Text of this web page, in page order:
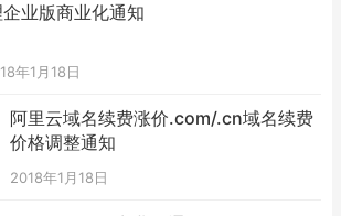
业版商业化通知
年1月18日
阿里云域名续费涨价.com/.cn域名续费
价格调整通知
2018年1月18日